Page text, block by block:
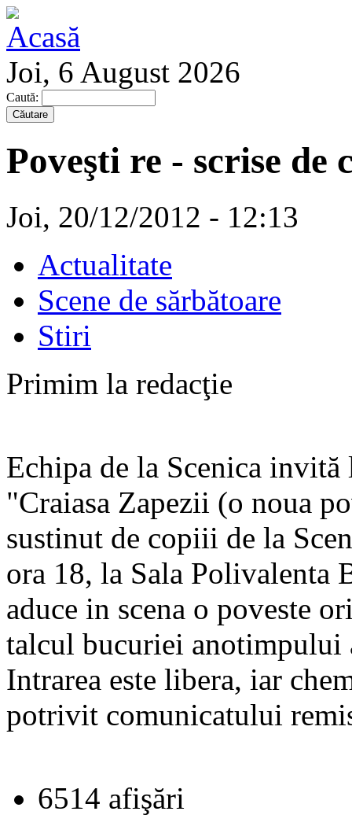
Joi, 6 August 2026
Caută:
Poveşti re - scrise de
Joi, 20/12/2012 - 12:13
Actualitate
Scene de sărbătoare
Stiri
Primim la redacţie
Echipa de la Scenica invită
"Craiasa Zapezii (o noua
sustinut de copiii de la
ora 18, la Sala
aduce in scena o poveste
talcul bucuriei anotimpului
Intrarea este libera, iar
potrivit comunicatului
6514 afişări